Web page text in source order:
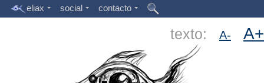
eliax social contacto
texto: A- A+